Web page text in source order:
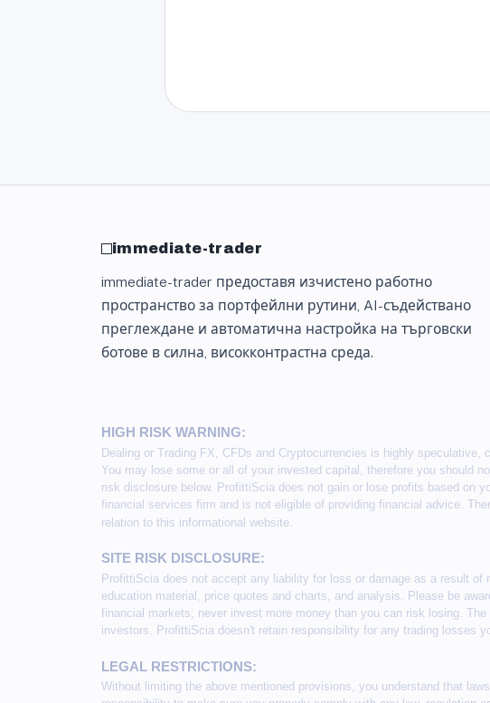
immediate-trader
immediate-trader предоставя изчистено работно
пространство за портфейлни рутини, AI-съдействано
преглеждане и автоматична настройка на търговски
ботове в силна, високконтрастна среда.